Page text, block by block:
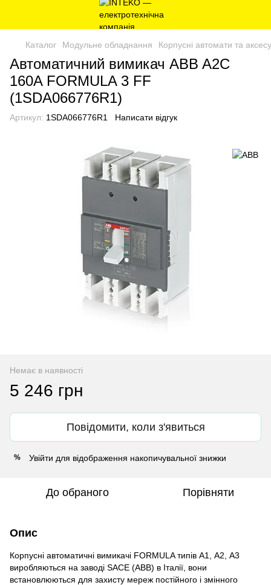
Каталог Модульне обладнання Корпусні автомати та
Автоматичний вимикач ABB A2C
160A FORMULA 3 FF
(1SDA066776R1)
Артикул: 1SDA066776R1 Написати відгук
Немає в наявності
5 246 грн
Повідомити, коли з'явиться
% Увійти для відображення накопичувальної знижки
До обраного Порівняти
Опис
Корпусні автоматичні вимикачі FORMULA типів A1, А2, А3
виробляються на заводі SACE (ABB) в Італії, вони
встановлюються для захисту мереж постійного і змінного